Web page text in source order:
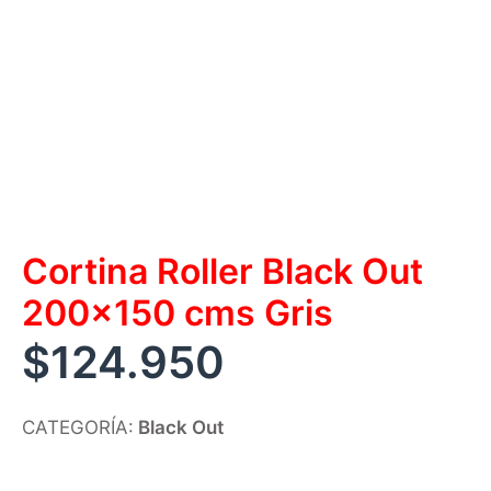
Cortina Roller Black Out
200×150 cms Gris
$124.950
CATEGORÍA: Black Out